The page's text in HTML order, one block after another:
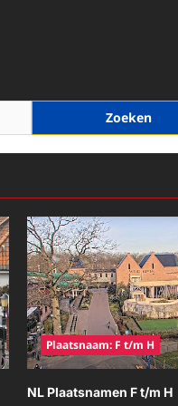
Plaatsnaam: F t/m H
NL Plaatsnamen F t/m H